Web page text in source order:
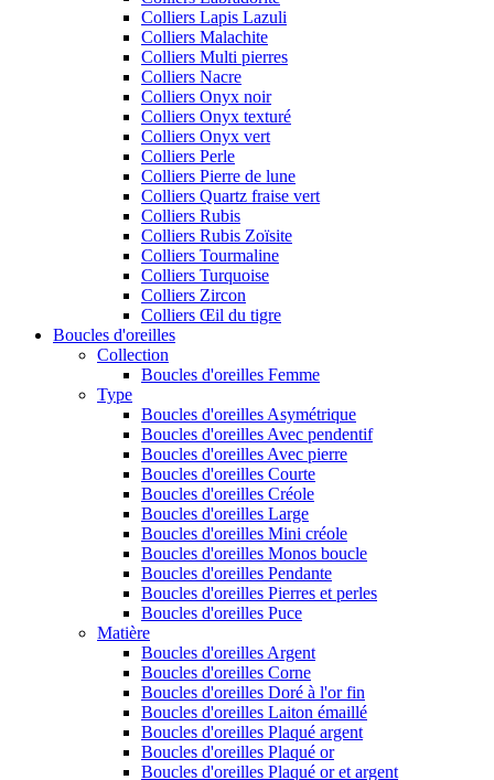
Colliers Lapis Lazuli
Colliers Malachite
Colliers Multi pierres
Colliers Nacre
Colliers Onyx noir
Colliers Onyx texturé
Colliers Onyx vert
Colliers Perle
Colliers Pierre de lune
Colliers Quartz fraise vert
Colliers Rubis
Colliers Rubis Zoïsite
Colliers Tourmaline
Colliers Turquoise
Colliers Zircon
Colliers Œil du tigre
Boucles d'oreilles
Collection
Boucles d'oreilles Femme
Type
Boucles d'oreilles Asymétrique
Boucles d'oreilles Avec pendentif
Boucles d'oreilles Avec pierre
Boucles d'oreilles Courte
Boucles d'oreilles Créole
Boucles d'oreilles Large
Boucles d'oreilles Mini créole
Boucles d'oreilles Monos boucle
Boucles d'oreilles Pendante
Boucles d'oreilles Pierres et perles
Boucles d'oreilles Puce
Matière
Boucles d'oreilles Argent
Boucles d'oreilles Corne
Boucles d'oreilles Doré à l'or fin
Boucles d'oreilles Laiton émaillé
Boucles d'oreilles Plaqué argent
Boucles d'oreilles Plaqué or
Boucles d'oreilles Plaqué or et argent